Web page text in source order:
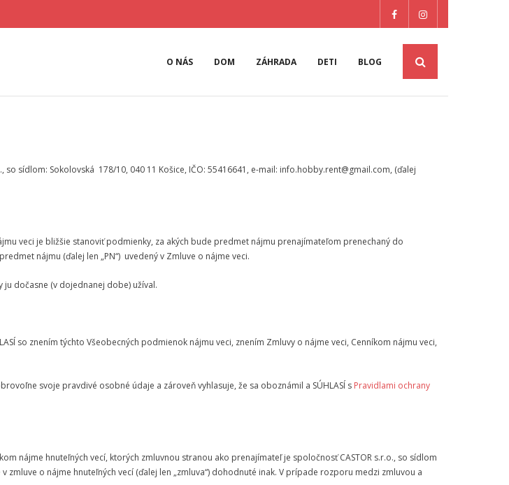
O NÁS DOM ZÁHRADA DETI BLOG
sídlom: Sokolovská 178/10, 040 11 Košice, IČO: 55416641, e-mail: info.hobby.rent@gmail.com, (ďalej
veci je bližšie stanoviť podmienky, za akých bude predmet nájmu prenajímateľom prenechaný do
nájmu (ďalej len „PN“) uvedený v Zmluve o nájme veci.
dočasne (v dojednanej dobe) užíval.
so znením týchto Všeobecných podmienok nájmu veci, znením Zmluvy o nájme veci, Cenníkom nájmu veci,
svoje pravdivé osobné údaje a zároveň vyhlasuje, že sa oboznámil a SÚHLASÍ s Pravidlami ochrany
nájme hnuteľných vecí, ktorých zmluvnou stranou ako prenajímateľ je spoločnosť CASTOR s.r.o., so sídlom
zmluve o nájme hnuteľných vecí (ďalej len „zmluva“) dohodnuté inak. V prípade rozporu medzi zmluvou a